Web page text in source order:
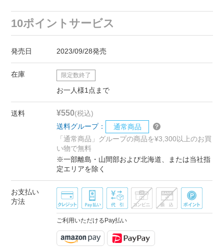
10ポイントサービス
発売日 2023/09/28発売
在庫 限定数終了
お一人様1点まで
送料 ¥550(税込)
送料グループ：
通常商品
「通常商品」グループの商品を¥3,300以上のお買
い物で無料
※一部離島・山間部および北海道、または当社指
定エリアを除く
お支払い
方法
ご利用いただけるPay払い